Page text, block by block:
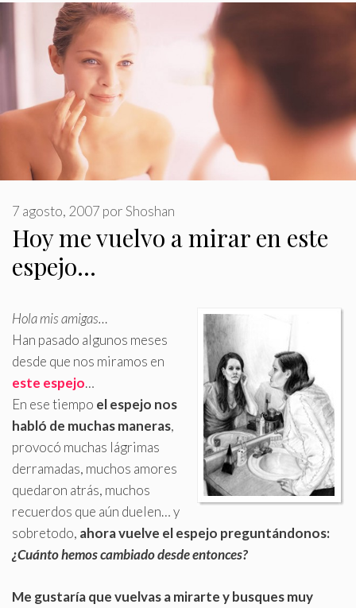
Hoy me vuelvo a mirar en este
espejo…
7 agosto, 2007 porShoshan
Hola mis amigas…
Han pasado algunos meses
desde que nos miramos en
este espejo…
En ese tiempo el espejo nos
habló de muchas maneras,
provocó muchas lágrimas
derramadas, muchos amores
quedaron atrás, muchos
recuerdos que aún duelen… y
sobretodo, ahora vuelve el espejo preguntándonos:
¿Cuánto hemos cambiado desde entonces?
Me gustaría que vuelvas a mirarte y busques muy